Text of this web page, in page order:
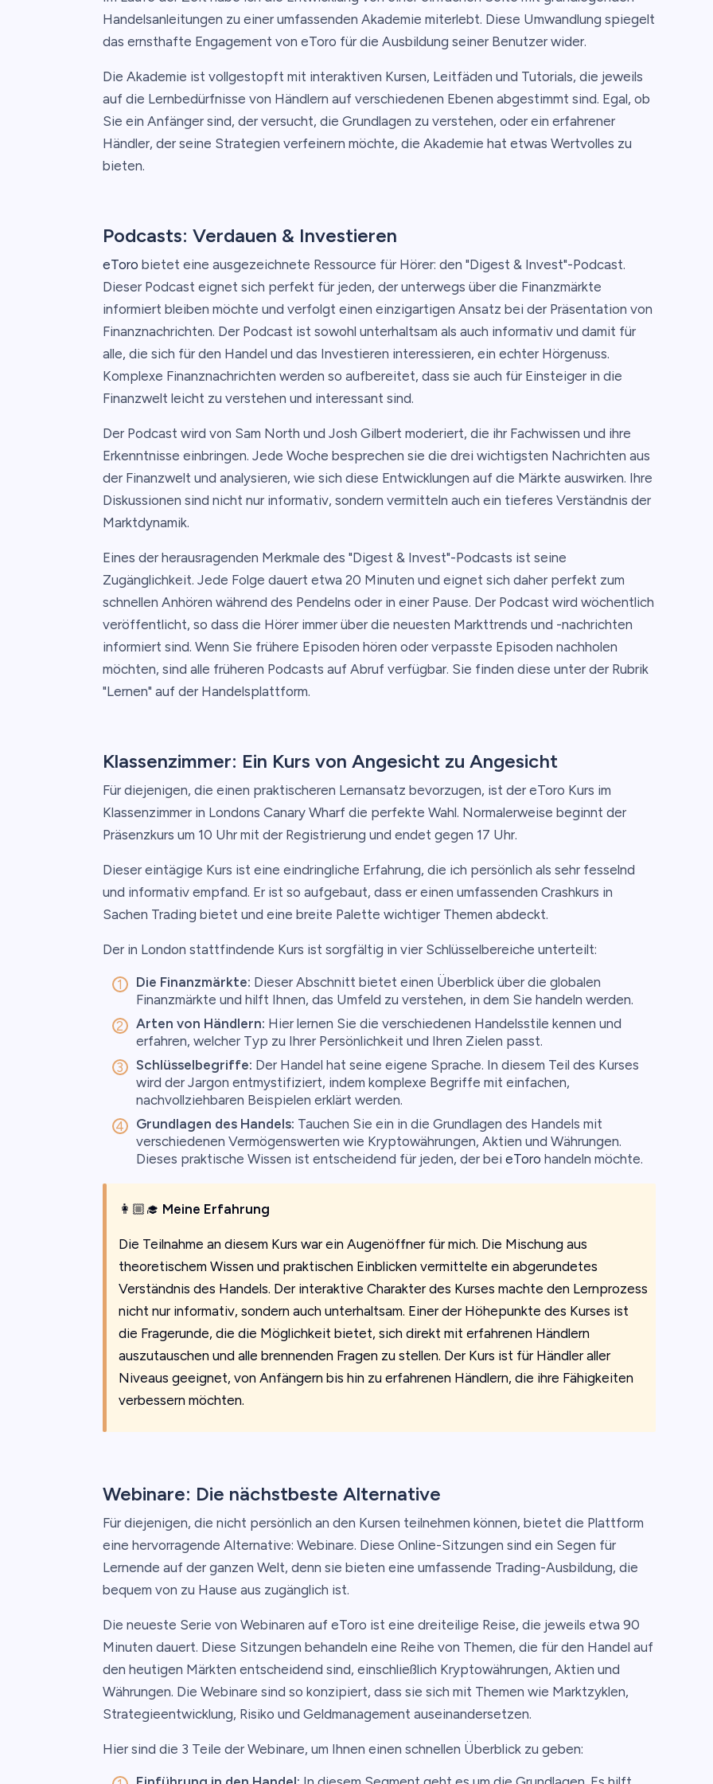
Handelsanleitungen zu einer umfassenden Akademie miterlebt. Diese Umwandlung spiegelt
das ernsthafte Engagement von eToro für die Ausbildung seiner Benutzer wider.
Die Akademie ist vollgestopft mit interaktiven Kursen, Leitfäden und Tutorials, die jeweils
auf die Lernbedürfnisse von Händlern auf verschiedenen Ebenen abgestimmt sind. Egal, ob
Sie ein Anfänger sind, der versucht, die Grundlagen zu verstehen, oder ein erfahrener
Händler, der seine Strategien verfeinern möchte, die Akademie hat etwas Wertvolles zu
bieten.
Podcasts: Verdauen & Investieren
eToro bietet eine ausgezeichnete Ressource für Hörer: den "Digest & Invest"-Podcast.
Dieser Podcast eignet sich perfekt für jeden, der unterwegs über die Finanzmärkte
informiert bleiben möchte und verfolgt einen einzigartigen Ansatz bei der Präsentation von
Finanznachrichten. Der Podcast ist sowohl unterhaltsam als auch informativ und damit für
alle, die sich für den Handel und das Investieren interessieren, ein echter Hörgenuss.
Komplexe Finanznachrichten werden so aufbereitet, dass sie auch für Einsteiger in die
Finanzwelt leicht zu verstehen und interessant sind.
Der Podcast wird von Sam North und Josh Gilbert moderiert, die ihr Fachwissen und ihre
Erkenntnisse einbringen. Jede Woche besprechen sie die drei wichtigsten Nachrichten aus
der Finanzwelt und analysieren, wie sich diese Entwicklungen auf die Märkte auswirken. Ihre
Diskussionen sind nicht nur informativ, sondern vermitteln auch ein tieferes Verständnis der
Marktdynamik.
Eines der herausragenden Merkmale des "Digest & Invest"-Podcasts ist seine
Zugänglichkeit. Jede Folge dauert etwa 20 Minuten und eignet sich daher perfekt zum
schnellen Anhören während des Pendelns oder in einer Pause. Der Podcast wird wöchentlich
veröffentlicht, so dass die Hörer immer über die neuesten Markttrends und -nachrichten
informiert sind. Wenn Sie frühere Episoden hören oder verpasste Episoden nachholen
möchten, sind alle früheren Podcasts auf Abruf verfügbar. Sie finden diese unter der Rubrik
"Lernen" auf der Handelsplattform.
Klassenzimmer: Ein Kurs von Angesicht zu Angesicht
Für diejenigen, die einen praktischeren Lernansatz bevorzugen, ist der eToro Kurs im
Klassenzimmer in Londons Canary Wharf die perfekte Wahl. Normalerweise beginnt der
Präsenzkurs um 10 Uhr mit der Registrierung und endet gegen 17 Uhr.
Dieser eintägige Kurs ist eine eindringliche Erfahrung, die ich persönlich als sehr fesselnd
und informativ empfand. Er ist so aufgebaut, dass er einen umfassenden Crashkurs in
Sachen Trading bietet und eine breite Palette wichtiger Themen abdeckt.
Der in London stattfindende Kurs ist sorgfältig in vier Schlüsselbereiche unterteilt:
Die Finanzmärkte: Dieser Abschnitt bietet einen Überblick über die globalen
Finanzmärkte und hilft Ihnen, das Umfeld zu verstehen, in dem Sie handeln werden.
Arten von Händlern: Hier lernen Sie die verschiedenen Handelsstile kennen und
erfahren, welcher Typ zu Ihrer Persönlichkeit und Ihren Zielen passt.
Schlüsselbegriffe: Der Handel hat seine eigene Sprache. In diesem Teil des Kurses
wird der Jargon entmystifiziert, indem komplexe Begriffe mit einfachen,
nachvollziehbaren Beispielen erklärt werden.
Grundlagen des Handels: Tauchen Sie ein in die Grundlagen des Handels mit
verschiedenen Vermögenswerten wie Kryptowährungen, Aktien und Währungen.
Dieses praktische Wissen ist entscheidend für jeden, der bei eToro handeln möchte.
👩🏼‍🎓 Meine Erfahrung
Die Teilnahme an diesem Kurs war ein Augenöffner für mich. Die Mischung aus
theoretischem Wissen und praktischen Einblicken vermittelte ein abgerundetes
Verständnis des Handels. Der interaktive Charakter des Kurses machte den Lernprozess
nicht nur informativ, sondern auch unterhaltsam. Einer der Höhepunkte des Kurses ist
die Fragerunde, die die Möglichkeit bietet, sich direkt mit erfahrenen Händlern
auszutauschen und alle brennenden Fragen zu stellen. Der Kurs ist für Händler aller
Niveaus geeignet, von Anfängern bis hin zu erfahrenen Händlern, die ihre Fähigkeiten
verbessern möchten.
Webinare: Die nächstbeste Alternative
Für diejenigen, die nicht persönlich an den Kursen teilnehmen können, bietet die Plattform
eine hervorragende Alternative: Webinare. Diese Online-Sitzungen sind ein Segen für
Lernende auf der ganzen Welt, denn sie bieten eine umfassende Trading-Ausbildung, die
bequem von zu Hause aus zugänglich ist.
Die neueste Serie von Webinaren auf eToro ist eine dreiteilige Reise, die jeweils etwa 90
Minuten dauert. Diese Sitzungen behandeln eine Reihe von Themen, die für den Handel auf
den heutigen Märkten entscheidend sind, einschließlich Kryptowährungen, Aktien und
Währungen. Die Webinare sind so konzipiert, dass sie sich mit Themen wie Marktzyklen,
Strategieentwicklung, Risiko und Geldmanagement auseinandersetzen.
Hier sind die 3 Teile der Webinare, um Ihnen einen schnellen Überblick zu geben: